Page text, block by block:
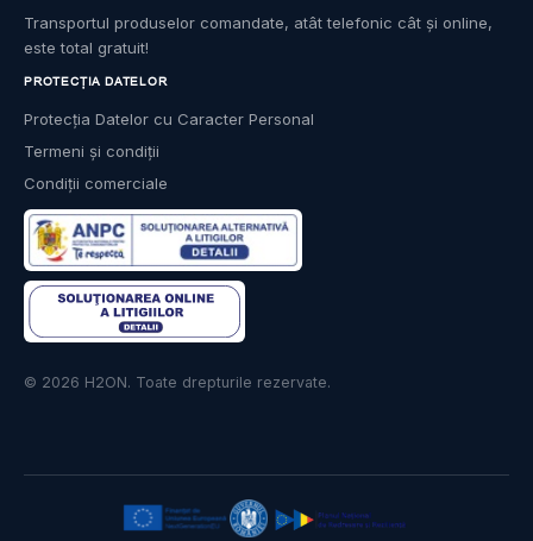
PROTECȚIA DATELOR
Protecția Datelor cu Caracter Personal
Termeni și condiții
Condiții comerciale
© 2026 H2ON. Toate drepturile rezervate.
Transportul produselor comandate, atât telefonic cât și online,
este total gratuit!